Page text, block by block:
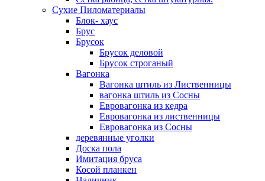
Сухие Пиломатериалы
Блок- хаус
Брус
Брусок
Брусок деловой
Брусок строганый
Вагонка
Вагонка штиль из Лиственницы
вагонка штиль из Сосны
Евровагонка из кедра
Евровагонка из лиственницы
Евровагонка из Сосны
деревянные уголки
Доска пола
Имитация бруса
Косой планкен